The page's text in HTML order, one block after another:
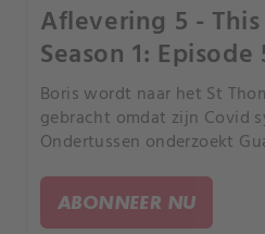
Aflevering 5 -
Season 1: Episode
Boris wordt naar het St
gebracht omdat zijn Covid
Ondertussen onderzoekt
gesignaleerd in Durham.
ABONNEER NU